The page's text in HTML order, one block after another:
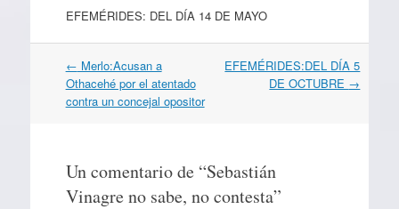
EFEMÉRIDES: DEL DÍA 14 DE MAYO
Navegación
por
artículos
← Merlo:Acusan a
Othacehé por el atentado
contra un concejal opositor
EFEMÉRIDES:DEL DÍA 5
DE OCTUBRE →
Un comentario de “Sebastián
Vinagre no sabe, no contesta”